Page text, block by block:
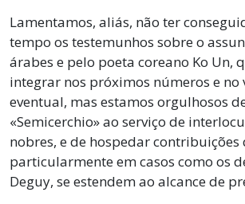
Lamentamos, aliás, não ter
tempo os testemunhos sobre o
árabes e pelo poeta coreano Ko Un,
integrar nos próximos números e no
eventual, mas estamos orgulhosos
«Semicerchio» ao serviço de
nobres, e de hospedar contribuições
particularmente em casos como os
Deguy, se estendem ao alcance de